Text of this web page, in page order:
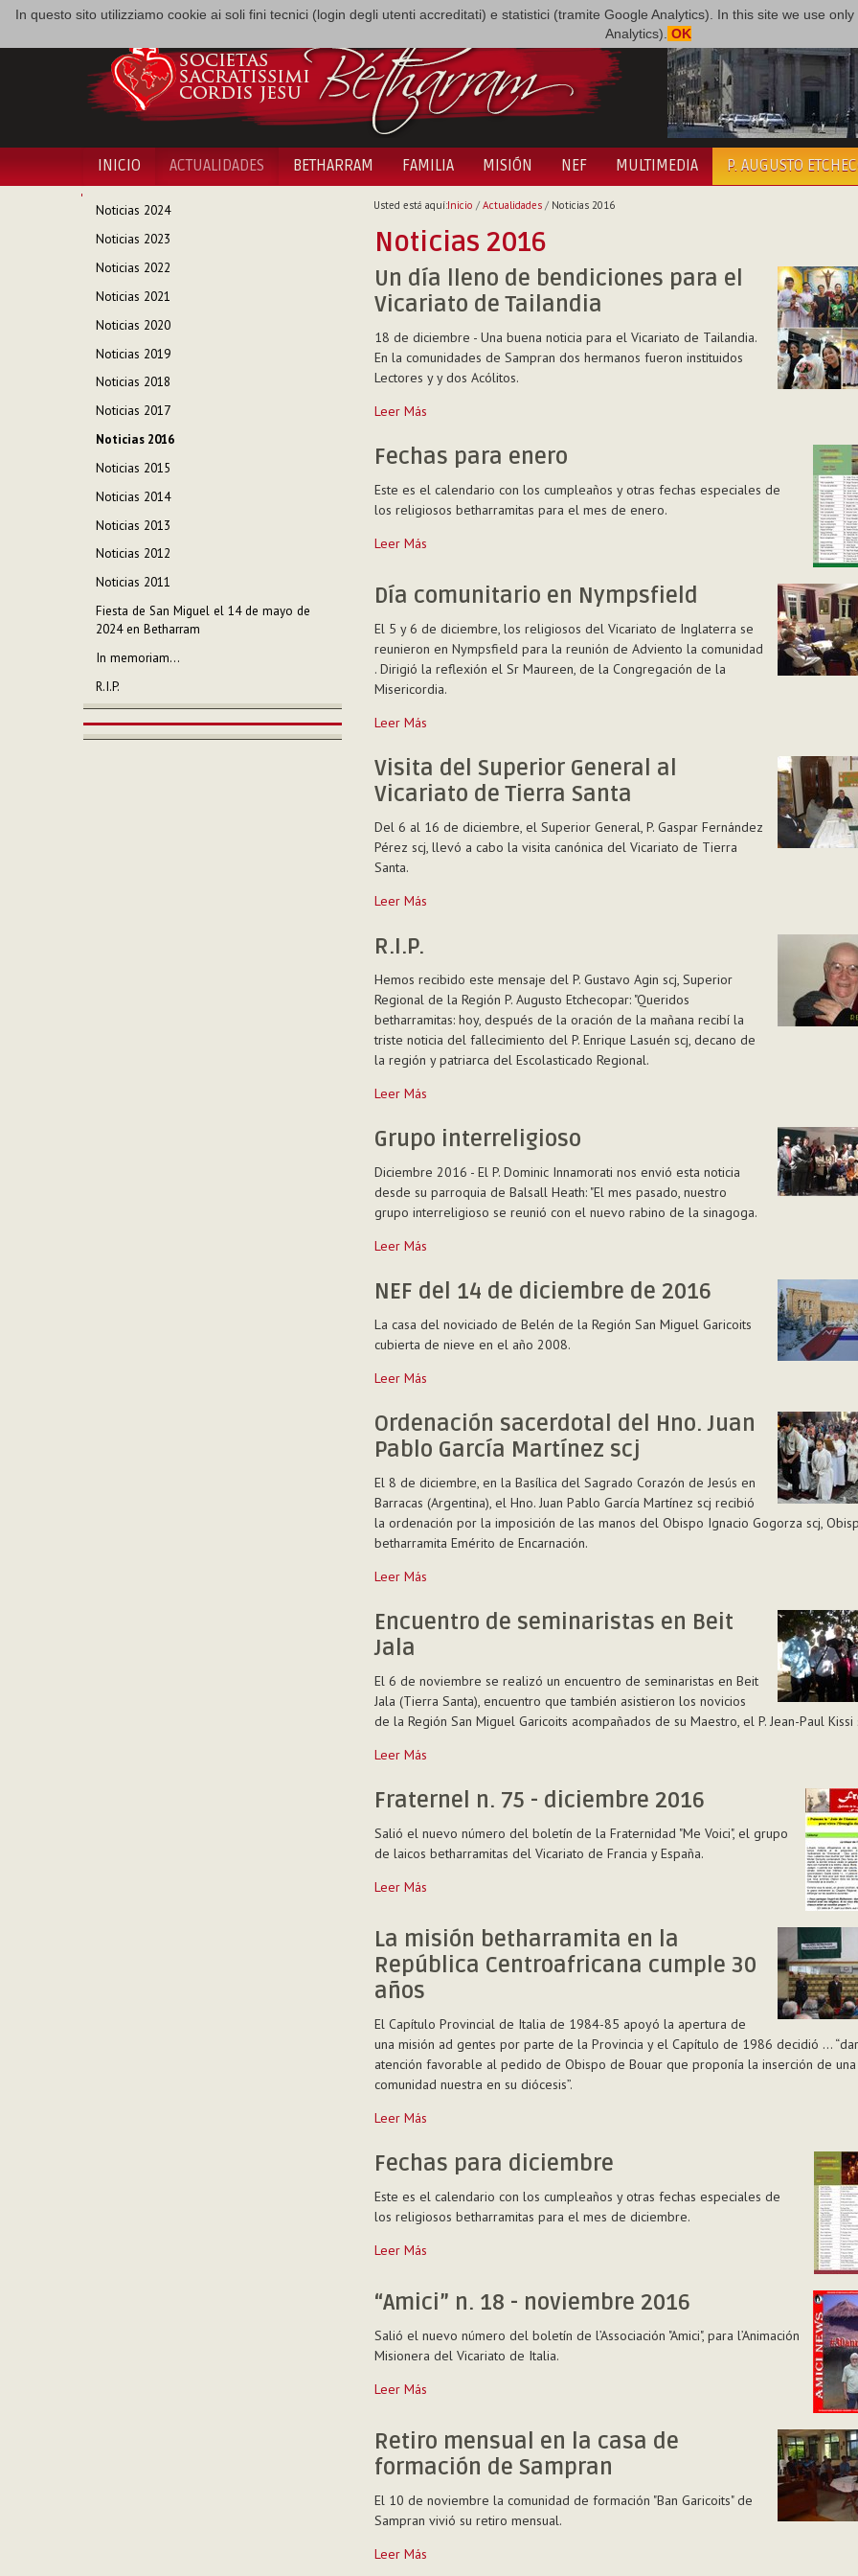
In questo sito utilizziamo cookie ai soli fini tecnici (login degli utenti accreditati) e statistici (tramite Google Analytics). In this site we use
Analytics). OK
INICIO ACTUALIDADES BETHARRAM FAMILIA MISIÓN NEF MULTIMEDIA P. AUGUSTO
NAVEGACIÓN
Noticias 2024
Noticias 2023
Noticias 2022
Noticias 2021
Noticias 2020
Noticias 2019
Noticias 2018
Noticias 2017
Noticias 2016
Noticias 2015
Noticias 2014
Noticias 2013
Noticias 2012
Noticias 2011
Fiesta de San Miguel el 14 de mayo de
2024 en Betharram
In memoriam...
R.I.P.
Usted está aquí:Inicio / Actualidades/ Noticias 2016
Noticias 2016
Un día lleno de bendiciones para el
Vicariato de Tailandia
18 de diciembre - Una buena noticia para el Vicariato de Tailandia.
En la comunidades de Sampran dos hermanos fueron instituidos
Lectores y y dos Acólitos.
Un
lleno
bendiciones
para
Vicariato
Tailandia
Leer Más
Fechas para enero
Este es el calendario con los cumpleaños y otras fechas especiales de
los religiosos betharramitas para el mes de enero.
Fechas
enero
-
Leer Más
Día comunitario en Nympsfield
El 5 y 6 de diciembre, los religiosos del Vicariato de Inglaterra se
reunieron en Nympsfield para la reunión de Adviento la comunidad
. Dirigió la reflexión el Sr Maureen, de la Congregación de la
Misericordia.
Día
en
Nympsfield
-
Leer Más
Visita del Superior General al
Vicariato de Tierra Santa
Del 6 al 16 de diciembre, el Superior General, P. Gaspar Fernández
Pérez scj, llevó a cabo la visita canónica del Vicariato de Tierra
Santa.
Visita
Superior
al
Vicariato
de
Tierra
Santa
Leer Más
R.I.P.
Hemos recibido este mensaje del P. Gustavo Agin scj, Superior
Regional de la Región P. Augusto Etchecopar: "Queridos
betharramitas: hoy, después de la oración de la mañana recibí la
triste noticia del fallecimiento del P. Enrique Lasuén scj, decano de
la región y patriarca del Escolasticado Regional.
R.I.P.
Leer Más
Grupo interreligioso
Diciembre 2016 - El P. Dominic Innamorati nos envió esta noticia
desde su parroquia de Balsall Heath: "El mes pasado, nuestro
grupo interreligioso se reunió con el nuevo rabino de la sinagoga.
Grupo
-
Leer Más
NEF del 14 de diciembre de 2016
La casa del noviciado de Belén de la Región San Miguel Garicoits
cubierta de nieve en el año 2008.
NEF
14
de
diciembre
de
2016
-
Leer Más
Ordenación sacerdotal del Hno. Juan
Pablo García Martínez scj
El 8 de diciembre, en la Basílica del Sagrado Corazón de Jesús en
Barracas (Argentina), el Hno. Juan Pablo García Martínez scj recibió
la ordenación por la imposición de las manos del Obispo Ignacio Gogorza scj,
betharramita Emérito de Encarnación.
Ordenación
del
Hno.
Juan
Pablo
García
Martínez
-
Leer Más
Encuentro de seminaristas en Beit
Jala
El 6 de noviembre se realizó un encuentro de seminaristas en Beit
Jala (Tierra Santa), encuentro que también asistieron los novicios
de la Región San Miguel Garicoits acompañados de su Maestro, el P. Jean-Paul Kissi
Encuentro
seminaristas
Beit
Jala
Leer Más
Fraternel n. 75 - diciembre 2016
Salió el nuevo número del boletín de la Fraternidad "Me Voici", el grupo
de laicos betharramitas del Vicariato de Francia y España.
Fraternel
-
diciembre
2016
Leer Más
La misión betharramita en la
República Centroafricana cumple 30
años
El Capítulo Provincial de Italia de 1984-85 apoyó la apertura de
una misión ad gentes por parte de la Provincia y el Capítulo de 1986 decidió …
atención favorable al pedido de Obispo de Bouar que proponía la inserción de una
comunidad nuestra en su diócesis”.
La
betharramita
la
República
cumple
años
Leer Más
Fechas para diciembre
Este es el calendario con los cumpleaños y otras fechas especiales de
los religiosos betharramitas para el mes de diciembre.
Fechas
diciembre
Leer Más
“Amici” n. 18 - noviembre 2016
Salió el nuevo número del boletín de l’Associación "Amici", para l’Animación
Misionera del Vicariato de Italia.
“Amici”
-
noviembre
-
Leer Más
Retiro mensual en la casa de
formación de Sampran
El 10 de noviembre la comunidad de formación "Ban Garicoits" de
Sampran vivió su retiro mensual.
Retiro
Leer Más